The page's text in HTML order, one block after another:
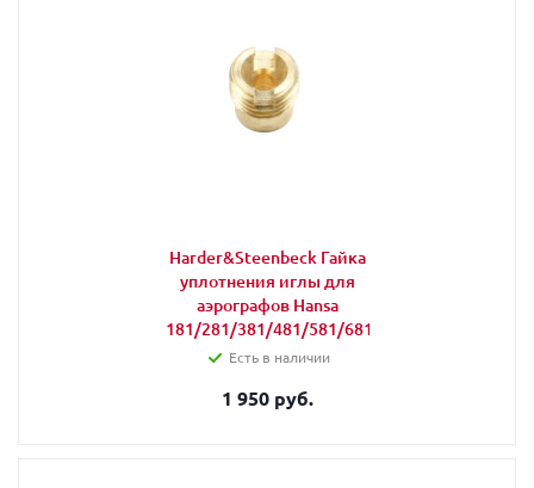
Harder&Steenbeck Гайка
уплотнения иглы для
аэрографов Hansa
181/281/381/481/581/681
Есть в наличии
1 950 руб.